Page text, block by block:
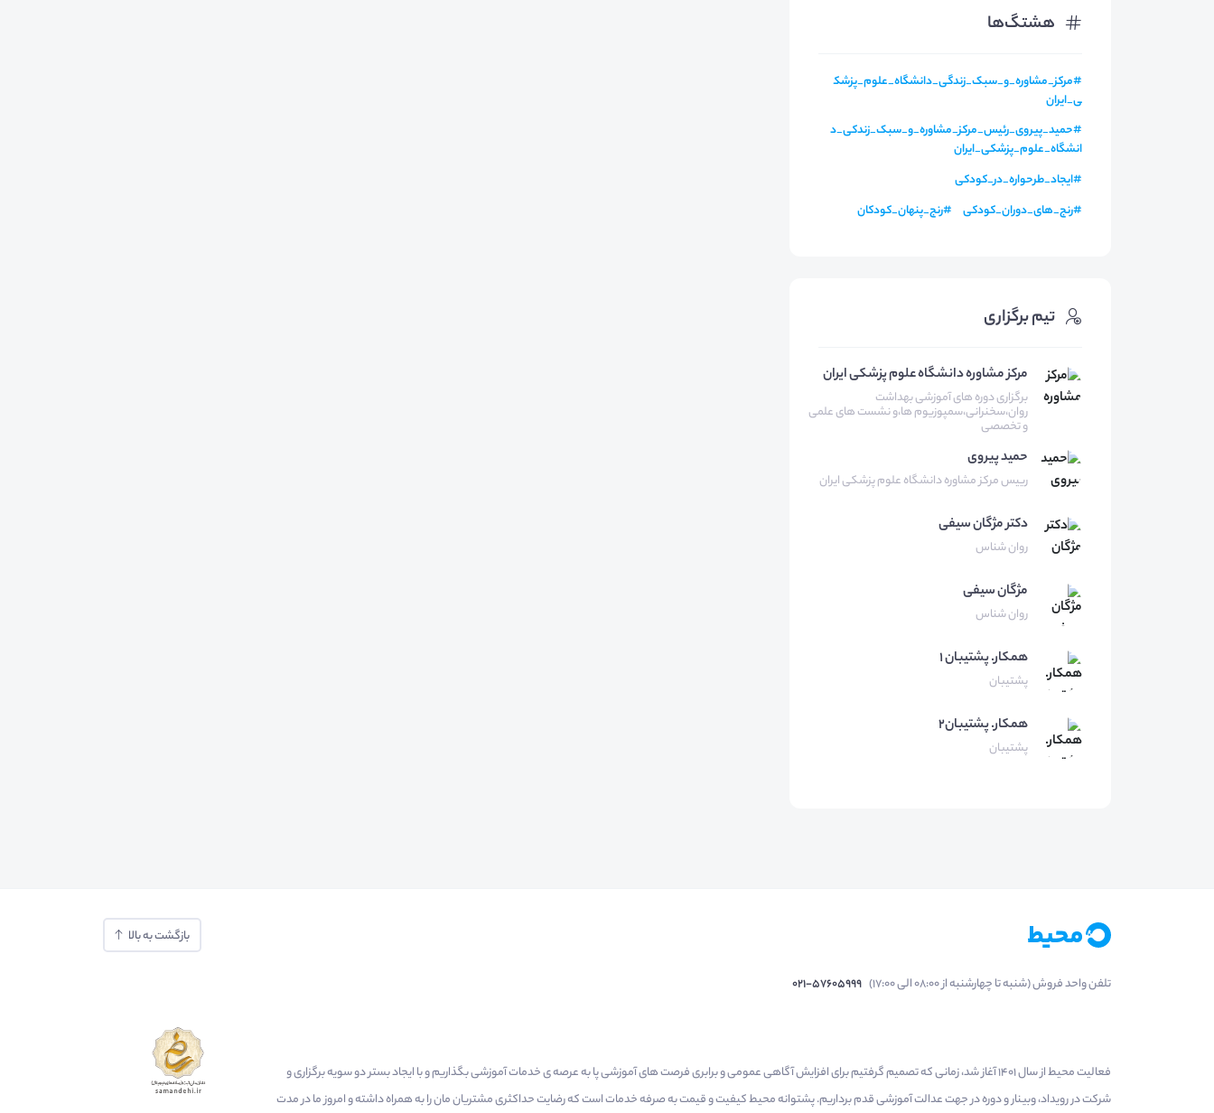
هشتگ‌ها
#مرکز_مشاوره_و_سبک_زندگی_دانشگاه_علوم_پزشک
ی_ایران
#حمید_پیروی_رئیس_مرکز_مشاوره_و_سبک_زندکی_د
انشگاه_علوم_پزشکی_ایران
#ایجاد_طرحواره_در_کودکی
#رنج_های_دوران_کودکی #رنج_پنهان_کودکان
تیم برگزاری
مرکز مشاوره دانشگاه علوم پزشکی ایران
برگزاری دوره های آموزشی بهداشت
روان،سخنرانی،سمپوزیوم ها،و نشست های علمی
و تخصصی
حمیدپیروی
رییس مرکز مشاوره دانشگاه علوم پزشکی ایران
دکتر مژگانسیفی
روان شناس
مژگانسیفی
روان شناس
همكار.پشتيبان ١
پشتیبان
همکار.پشتیبان۲
پشتیبان
بازگشت به بالا
تلفن واحد فروش (شنبه تا چهارشنبه از 08:00 الی 17:00) 021-57605999
فعالیت محیط از سال 1401 آغاز شد، زمانی که تصمیم گرفتیم برای افزایش آگاهی عمومی و برابری فرصت های آموزشی پا به عرصه ی خدمات آموزشی بگذاریم و با ایجاد بستر دو سویه برگزاری و
شرکت در رویداد، وبینار و دوره در جهت عدالت آموزشی قدم برداریم. پشتوانه محیط کیفیت و قیمت به صرفه خدمات است که رضایت حداکثری مشتریان مان را به همراه داشته و امروز ما در مدت